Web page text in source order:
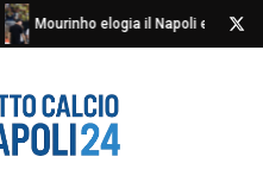
Mourinho elogia il Napoli e critica